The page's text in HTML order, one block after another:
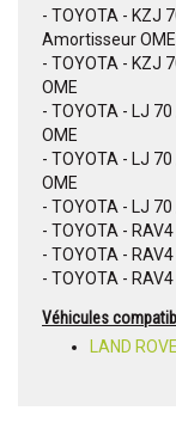
- TOYOTA - KZJ
Amortisseur OME
- TOYOTA - KZJ
OME
- TOYOTA - LJ
OME
- TOYOTA - LJ
OME
- TOYOTA - LJ
- TOYOTA -
- TOYOTA -
- TOYOTA -
Véhicules
LAND